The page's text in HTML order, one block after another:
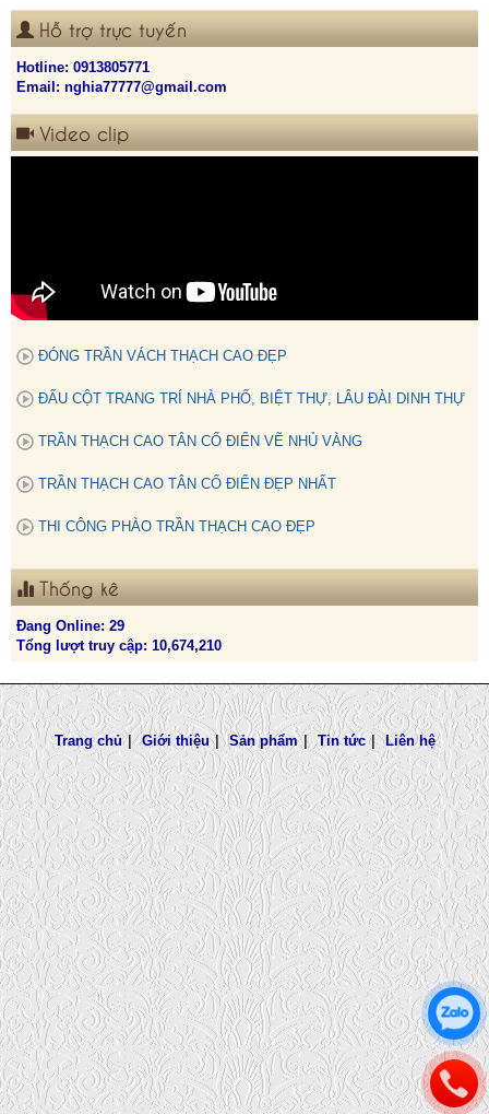
Hỗ trợ trực tuyến
Hotline: 0913805771
Email: nghia77777@gmail.com
Video clip
ĐÓNG TRẦN VÁCH THẠCH CAO ĐẸP
ĐẤU CỘT TRANG TRÍ NHÀ PHỐ, BIỆT THỰ, LÂU ĐÀI DINH THỰ
TRẦN THẠCH CAO TÂN CỔ ĐIỂN VẼ NHỦ VÀNG
TRẦN THẠCH CAO TÂN CỔ ĐIỂN ĐẸP NHẤT
THI CÔNG PHÀO TRẦN THẠCH CAO ĐẸP
Thống kê
Đang Online: 29
Tổng lượt truy cập: 10,674,210
Trang chủ | Giới thiệu | Sản phẩm | Tin tức | Liên hệ